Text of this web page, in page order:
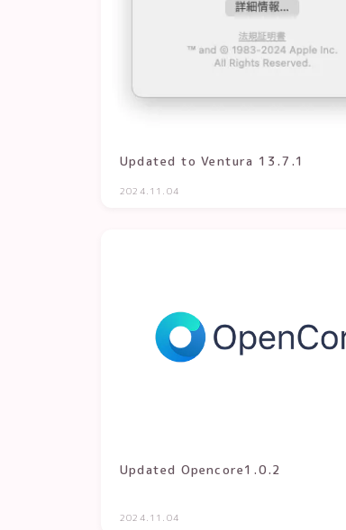
Updated to Ventura 13.7.1
2024.11.04
Updated Opencore1.0.2
2024.11.04